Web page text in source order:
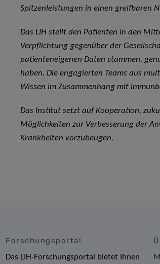
Spitzenleistungen in einen greifbaren
Das LIH stellt den Patienten in den
Verpflichtung gegenüber der
patienteneigenen Daten stammen,
haben. Die engagierten Teams aus
Wissen im Zusammenhang mit
Das Institut setzt auf Kooperation,
Möglichkeiten zur Verbesserung der
Krankheiten vorzubeugen.
Forschungsportal
Das LIH-Forschungsportal bietet Ihnen